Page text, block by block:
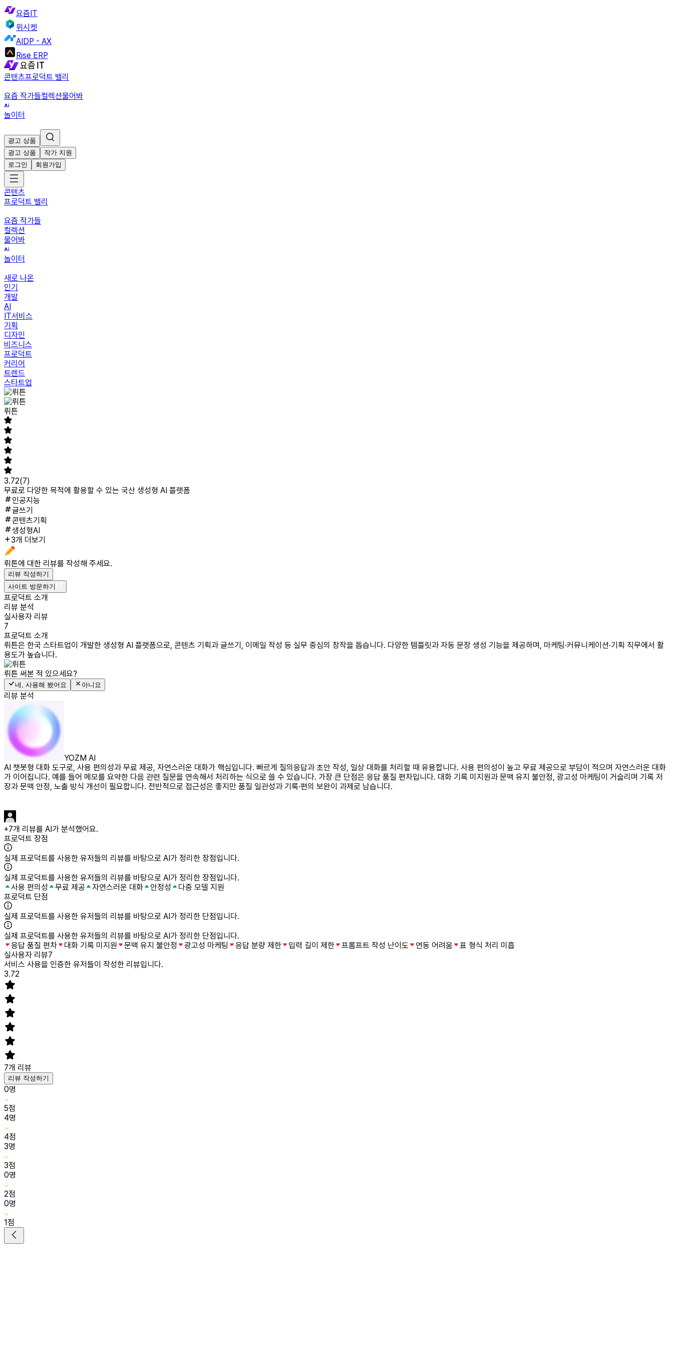
요즘IT
위시켓
AIDP - AX
Rise ERP
콘텐츠프로덕트 밸리
요즘 작가들컬렉션물어봐
놀이터
광고 상품
광고 상품
작가 지원
로그인
회원가입
콘텐츠
프로덕트 밸리
요즘 작가들
컬렉션
물어봐
놀이터
새로 나온
인기
개발
AI
IT서비스
기획
디자인
비즈니스
프로덕트
커리어
트렌드
스타트업
뤼튼
3.72(7)
무료로 다양한 목적에 활용할 수 있는 국산 생성형 AI 플랫폼
인공지능
글쓰기
콘텐츠기획
생성형AI
3개 더보기
뤼튼에 대한 리뷰를 작성해 주세요.
리뷰 작성하기
사이트 방문하기
프로덕트 소개
리뷰 분석
실사용자 리뷰
7
프로덕트 소개
뤼튼은 한국 스타트업이 개발한 생성형 AI 플랫폼으로, 콘텐츠 기획과 글쓰기, 이메일 작성 등 실무 중심의 창작을 돕습니다. 다양한 템플릿과 자동 문장 생성 기능을 제공하며, 마케팅·커뮤니케이션·기획 직무에서 활
용도가 높습니다.
뤼튼 써본 적 있으세요?
네, 사용해 봤어요 아니요
리뷰 분석
YOZM AI
AI 챗봇형 대화 도구로, 사용 편의성과 무료 제공, 자연스러운 대화가 핵심입니다. 빠르게 질의응답과 초안 작성, 일상 대화를 처리할 때 유용합니다. 사용 편의성이 높고 무료 제공으로 부담이 적으며 자연스러운 대화
가 이어집니다. 예를 들어 메모를 요약한 다음 관련 질문을 연속해서 처리하는 식으로 쓸 수 있습니다. 가장 큰 단점은 응답 품질 편차입니다. 대화 기록 미지원과 문맥 유지 불안정, 광고성 마케팅이 거슬리며 기록 저
장과 문맥 안정, 노출 방식 개선이 필요합니다. 전반적으로 접근성은 좋지만 품질 일관성과 기록·편의 보완이 과제로 남습니다.
+7개 리뷰를 AI가 분석했어요.
프로덕트 장점
실제 프로덕트를 사용한 유저들의 리뷰를 바탕으로 AI가 정리한 장점입니다.
실제 프로덕트를 사용한 유저들의 리뷰를 바탕으로 AI가 정리한 장점입니다.
사용 편의성
무료 제공 자연스러운 대화 안정성
다중 모델 지원
프로덕트 단점
실제 프로덕트를 사용한 유저들의 리뷰를 바탕으로 AI가 정리한 단점입니다.
실제 프로덕트를 사용한 유저들의 리뷰를 바탕으로 AI가 정리한 단점입니다.
응답 품질 편차
대화 기록 미지원 문맥 유지 불안정 광고성 마케팅 응답 분량 제한 입력 길이 제한 프롬프트 작성 난이도 연동 어려움
표 형식 처리 미흡
실사용자 리뷰7
서비스 사용을 인증한 유저들이 작성한 리뷰입니다.
3.72
7개 리뷰
리뷰 작성하기
0명
5점
4명
4점
3명
3점
0명
2점
0명
1점